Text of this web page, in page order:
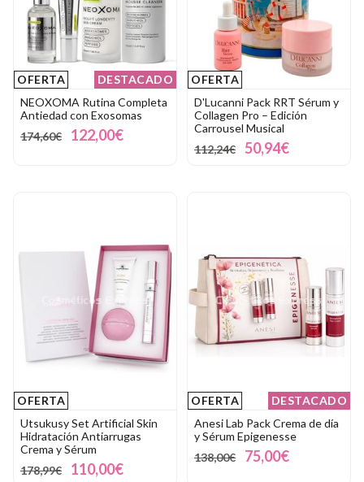
OFERTA
DESTACADO
NEOXOMA Rutina Completa
Antiedad con Exosomas
174,60€
122,00€
OFERTA
D'Lucanni Pack RRT Sérum y
Collagen Pro – Edición
Carrousel Musical
112,24€
50,94€
OFERTA
Utsukusy Set Artificial Skin
Hidratación Antiarrugas
Crema y Sérum
178,99€
110,00€
OFERTA
DESTACADO
Anesi Lab Pack Crema de día
y Sérum Epigenesse
138,00€
75,00€